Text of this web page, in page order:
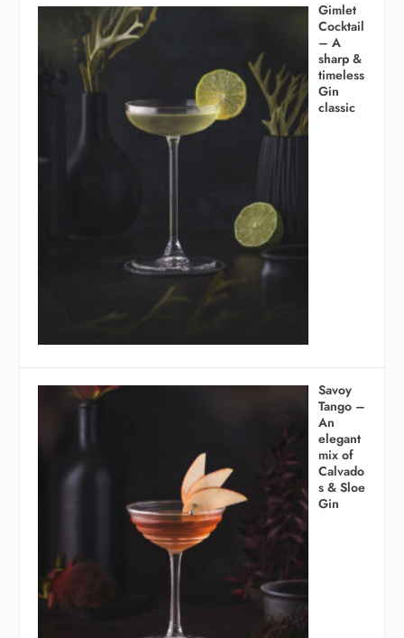
Gimlet
Cocktail
– A
sharp &
timeless
Gin
classic
Savoy
Tango –
An
elegant
mix of
Calvado
s & Sloe
Gin